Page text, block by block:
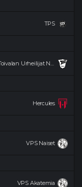
TPS
Hercules
VPS Naiset
VPS Akatemia